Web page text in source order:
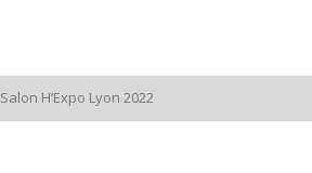
Salon H’Expo Lyon 2022